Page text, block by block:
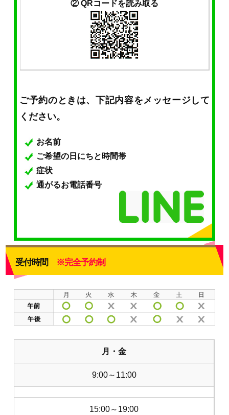
② QRコードを読み取る
ご予約のときは、下記内容をメッセージして
ください。
お名前
ご希望の日にちと時間帯
症状
通がるお電話番号
受付時間 ※完全予約制
月・金
9:00～11:00
15:00～19:00